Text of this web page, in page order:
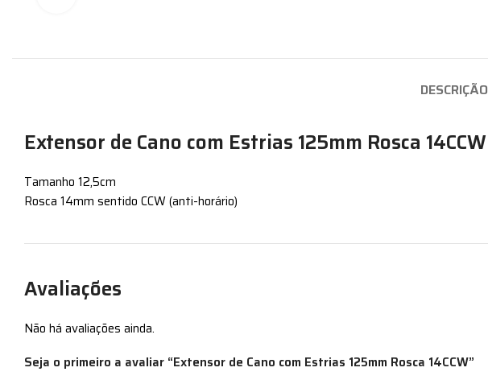
DESCRIÇÃO
Extensor de Cano com Estrias 125mm Rosca 14CCW
Tamanho 12,5cm
Rosca 14mm sentido CCW (anti-horário)
Avaliações
Não há avaliações ainda.
Seja o primeiro a avaliar “Extensor de Cano com Estrias 125mm Rosca 14CCW”